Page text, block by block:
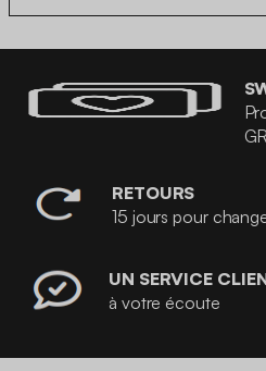
RETOURS
15 jours pour
UN SERVICE
à votre écoute